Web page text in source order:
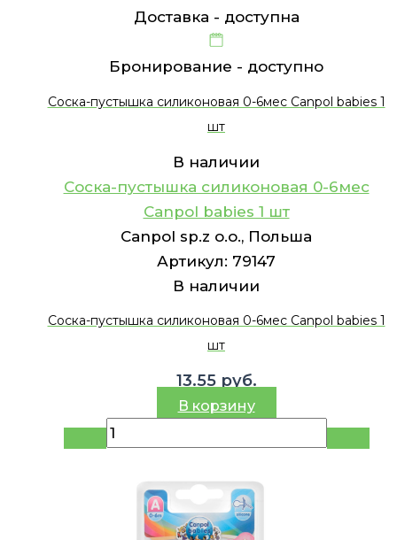
Доставка - доступна
Бронирование - доступно
Соска-пустышка силиконовая 0-6мес Canpol babies 1
шт
В наличии
Соска-пустышка силиконовая 0-6мес
Canpol babies 1 шт
Canpol sp.z o.o., Польша
Артикул: 79147
В наличии
Соска-пустышка силиконовая 0-6мес Canpol babies 1
шт
13.55 руб.
В корзину